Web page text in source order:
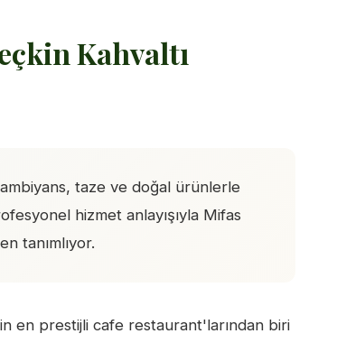
Kahvaltı
taze ve doğal ürünlerle
hizmet anlayışıyla Mifas
tanımlıyor.
en prestijli cafe restaurant'larından biri